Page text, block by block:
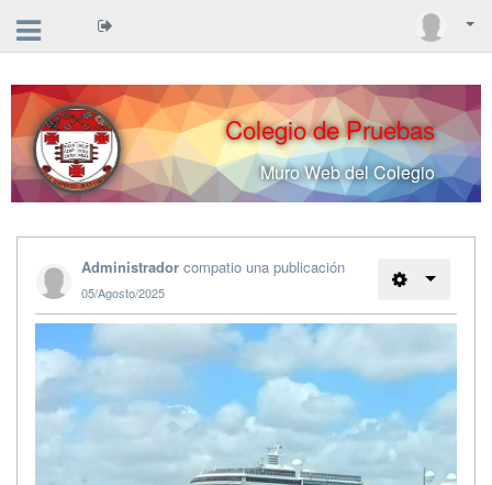
Colegio de Pruebas
Muro Web del Colegio
Administrador compatio una publicación
05/Agosto/2025